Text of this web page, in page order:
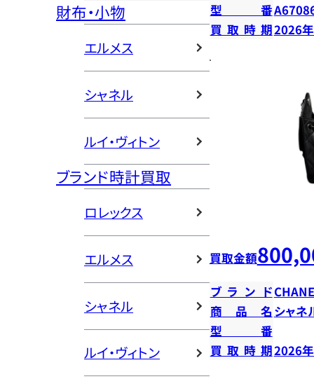
財布・小物
エルメス
シャネル
ルイ・ヴィトン
ブランド時計買取
ロレックス
エルメス
シャネル
ルイ・ヴィトン
型番
買取時期2026
買取金額
ブランド
商品名 シャネ
型番
買取時期2026